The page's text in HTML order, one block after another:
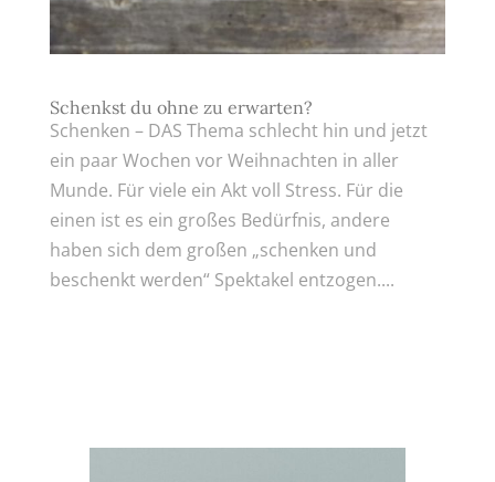
Schenkst du ohne zu erwarten?
Schenken – DAS Thema schlecht hin und jetzt
ein paar Wochen vor Weihnachten in aller
Munde. Für viele ein Akt voll Stress. Für die
einen ist es ein großes Bedürfnis, andere
haben sich dem großen „schenken und
beschenkt werden“ Spektakel entzogen....